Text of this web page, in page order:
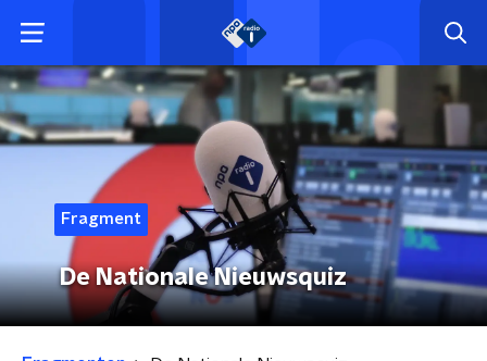
Fragment
De Nationale Nieuwsquiz